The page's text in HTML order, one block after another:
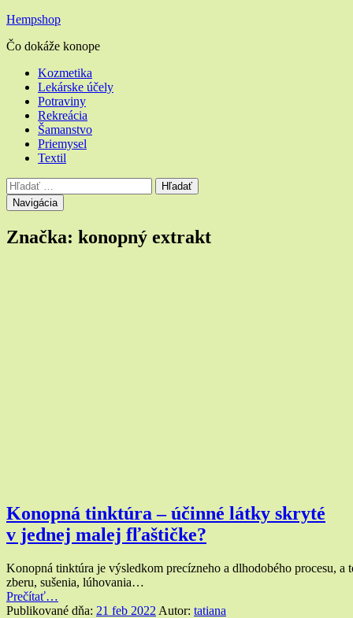
Hempshop
Čo dokáže konope
Hlavné
menu
Kozmetika
Lekárske účely
Potraviny
Rekreácia
Šamanstvo
Priemysel
Textil
Vyhľadávanie
Hľadať:
Navigácia
Značka: konopný extrakt
Konopná tinktúra – účinné látky skryté
v jednej malej fľaštičke?
Konopná tinktúra je výsledkom precízneho a dlhodobého procesu, a
zberu, sušenia, lúhovania…
Prečítať“Konopná
tinktúra
…
Publikované dňa: 21 feb 2022 Autor: tatiana